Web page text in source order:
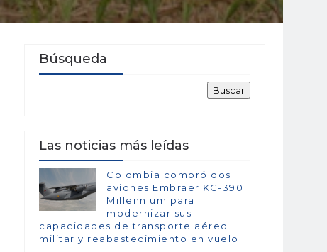
Búsqueda
Las noticias más leídas
Colombia compró dos
aviones Embraer KC-390
Millennium para
modernizar sus
capacidades de transporte aéreo
militar y reabastecimiento en vuelo